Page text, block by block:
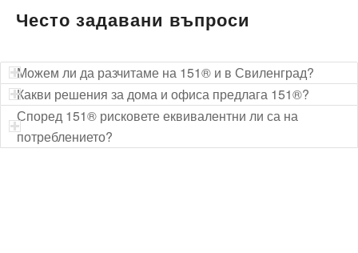
Често задавани въпроси
Можем ли да разчитаме на 151® и в Свиленград?
Какви решения за дома и офиса предлага 151®?
Според 151® рисковете еквивалентни ли са на
потреблението?